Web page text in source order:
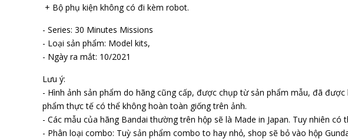
+ Bộ phụ kiện không có đi kèm robot.
- Series: 30 Minutes Missions
- Loại sản phẩm: Model kits,
- Ngày ra mắt: 10/2021
Lưu ý:
- Hình ảnh sản phẩm do hãng cũng cấp, được chụp từ sản phẩm mẫu, đã
phẩm thực tế có thể không hoàn toàn giống trên ảnh.
- Các mẫu của hãng Bandai thường trên hộp sẽ là Made in Japan. Tuy nhiên
- Phân loại combo: Tuỳ sản phẩm combo to hay nhỏ, shop sẽ bỏ vào hộp